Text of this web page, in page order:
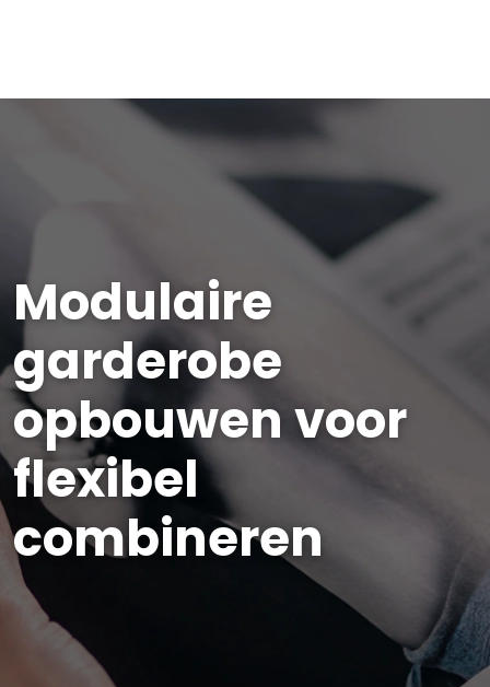
Modulaire
garderobe
opbouwen voor
flexibel
combineren